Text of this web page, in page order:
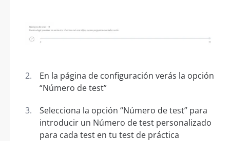
En la página de configuración verás la opción
“Número de test”
Selecciona la opción “Número de test” para
introducir un Número de test personalizado
para cada test en tu test de práctica